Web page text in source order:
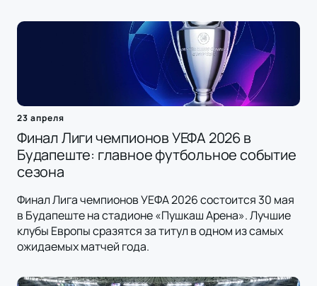
23 апреля
Финал Лиги чемпионов УЕФА 2026 в
Будапеште: главное футбольное событие
сезона
Финал Лига чемпионов УЕФА 2026 состоится 30 мая
в Будапеште на стадионе «Пушкаш Арена». Лучшие
клубы Европы сразятся за титул в одном из самых
ожидаемых матчей года.